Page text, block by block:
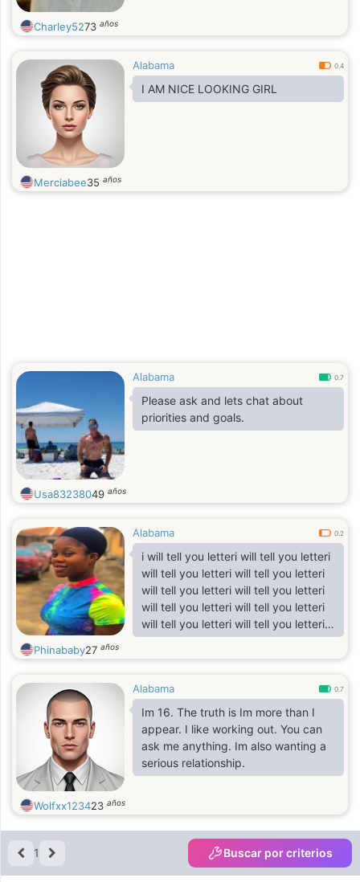
Charley5273 años
Alabama 0.4
I AM NICE LOOKING GIRL
Merciabee35 años
Alabama 0.7
Please ask and lets chat about
priorities and goals.
Usa83238049 años
Alabama 0.2
i will tell you letteri will tell you letteri
will tell you letteri will tell you letteri
will tell you letteri will tell you letteri
will tell you letteri will tell you letteri
will tell you letteri will tell you letteri
will tell you letteri will tell you letteri
will tell you letteri will tell you letteri
will tell you letteri will tell you letteri
will tell you letteri will tell you letteri
will tell you letteri will tell you letter
Phinababy27 años
Alabama 0.7
Im 16. The truth is Im more than I
appear. I like working out. You can
ask me anything. Im also wanting a
serious relationship.
Wolfxx123423 años
1 Buscar por criterios